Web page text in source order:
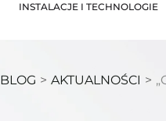
INSTALACJE I TECHNOLOGIE
BLOG > AKTUALNOŚCI >